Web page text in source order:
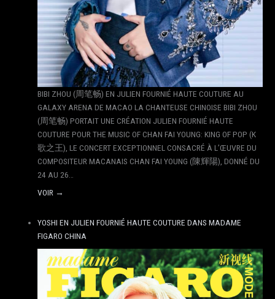
BIBI ZHOU (周笔畅) EN JULIEN FOURNIÉ HAUTE COUTURE AU
GALAXY ARENA DE MACAO LA CHANTEUSE CHINOISE BIBI ZHOU
(周笔畅) PORTAIT UNE CRÉATION JULIEN FOURNIÉ HAUTE
COUTURE POUR THE MUSIC OF CHAN FAI YOUNG: KING OF POP (K
歌之王), LE CONCERT EXCEPTIONNEL CONSACRÉ À L’ŒUVRE DU
COMPOSITEUR MACANAIS CHAN FAI YOUNG (陳輝陽), DONNÉ DU
24 AU 26…
VOIR →
YOSHI EN JULIEN FOURNIÉ HAUTE COUTURE DANS MADAME
FIGARO CHINA